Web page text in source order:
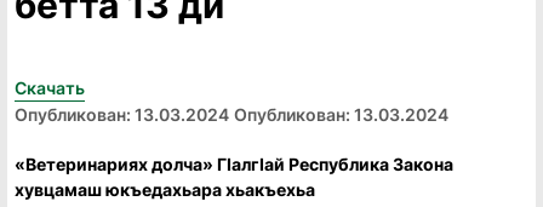
Скачать
Опубликован: 13.03.2024 Опубликован: 13.03.2024
«Ветеринариях долча» ГIалгIай Республика Закона
хувцамаш юкъедахьара хьакъехьа